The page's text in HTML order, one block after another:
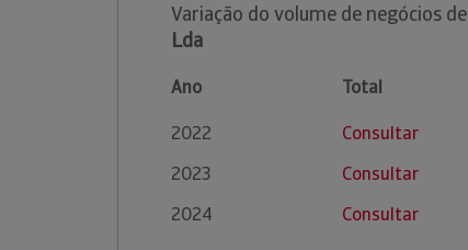
Variação do volume de negócios de
Lda
Ano Total
2022
Consultar
2023
Consultar
2024
Consultar